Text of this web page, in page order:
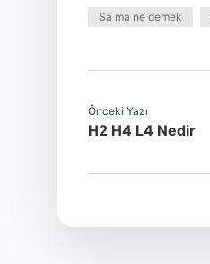
Sa ma ne demek
Önceki Yazı
H2 H4 L4 Nedir